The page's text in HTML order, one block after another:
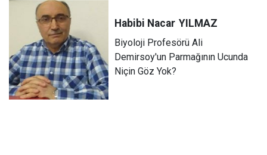
Habibi Nacar YILMAZ
Biyoloji Profesörü Ali
Demirsoy'un Parmağının Ucunda
Niçin Göz Yok?